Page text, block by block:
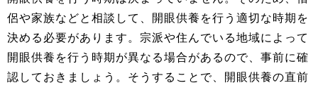
侶や家族などと相談して、開眼供養を行う適切な時期を
決める必要があります。宗派や住んでいる地域によって
開眼供養を行う時期が異なる場合があるので、事前に確
認しておきましょう。そうすることで、開眼供養の直前